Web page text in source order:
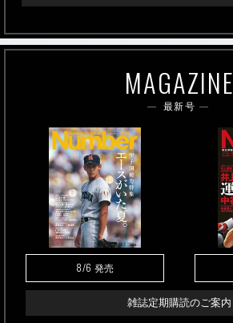
MAGAZINE
最新号
8/6 発売
雑誌定期購読のご案内